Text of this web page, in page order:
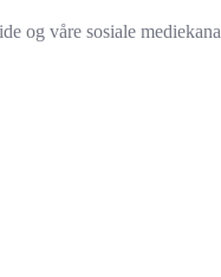
og våre sosiale